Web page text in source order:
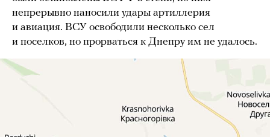
непрерывно наносили удары артиллерия
и авиация. ВСУ освободили несколько сел
и поселков, но прорваться к Днепру им не удалось.